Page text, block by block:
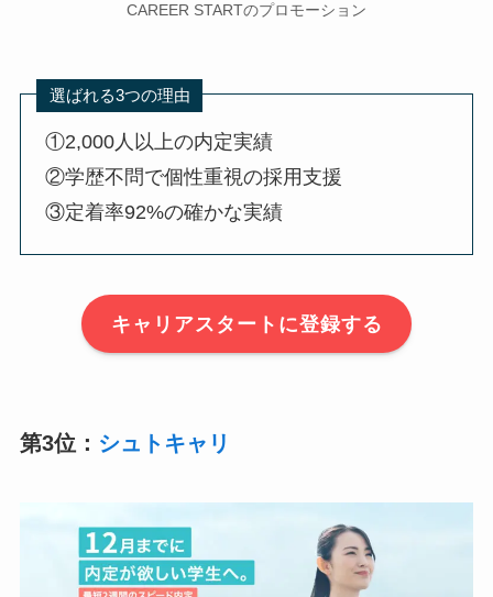
CAREER STARTのプロモーション
選ばれる3つの理由
①2,000人以上の内定実績
②学歴不問で個性重視の採用支援
③定着率92%の確かな実績
キャリアスタートに登録する
第3位： シュトキャリ